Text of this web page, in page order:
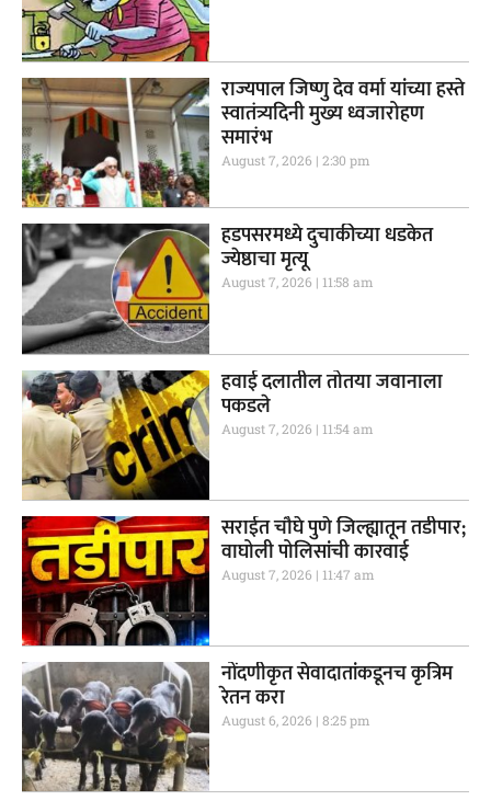
राज्यपाल जिष्णु देव वर्मा यांच्या हस्ते
स्वातंत्र्यदिनी मुख्य ध्वजारोहण
समारंभ
August 7, 2026 2:30 pm
हडपसरमध्ये दुचाकीच्या धडकेत
ज्येष्ठाचा मृत्यू
August 7, 2026 11:58 am
हवाई दलातील तोतया जवानाला
पकडले
August 7, 2026 11:54 am
सराईत चौघे पुणे जिल्ह्यातून तडीपार;
वाघोली पोलिसांची कारवाई
August 7, 2026 11:47 am
नोंदणीकृत सेवादातांकडूनच कृत्रिम
रेतन करा
August 6, 2026 8:25 pm